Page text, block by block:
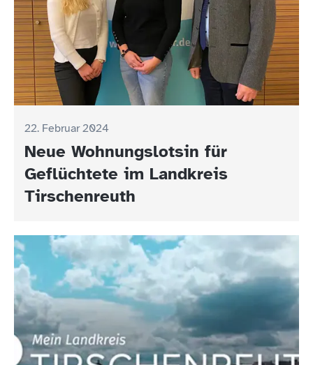
22. Februar 2024
Neue Wohnungslotsin für
Geflüchtete im Landkreis
Tirschenreuth